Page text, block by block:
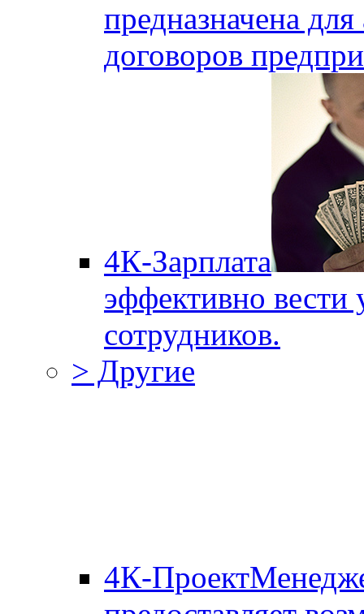
предназначена
договоров
4К-Зарплата
эффективно вести
сотрудников.
> Другие
4К-